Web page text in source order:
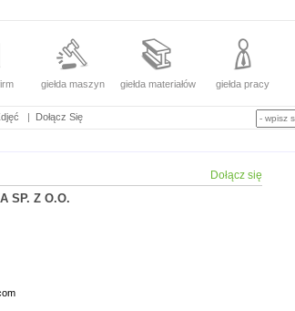
giełda maszyn giełda materiałów giełda pracy
| Dołącz Się
Dołącz się
SP. Z O.O.